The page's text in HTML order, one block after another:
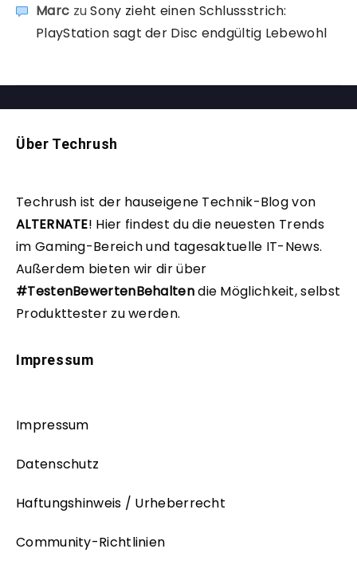
Marc zuSony zieht einen Schlussstrich:
PlayStation sagt der Disc endgültig Lebewohl
Über Techrush
Techrush ist der hauseigene Technik-Blog von
ALTERNATE! Hier findest du die neuesten Trends
im Gaming-Bereich und tagesaktuelle IT-News.
Außerdem bieten wir dir über
#TestenBewertenBehaltendie Möglichkeit, selbst
Produkttester zu werden.
Impressum
Impressum
Datenschutz
Haftungshinweis / Urheberrecht
Community-Richtlinien